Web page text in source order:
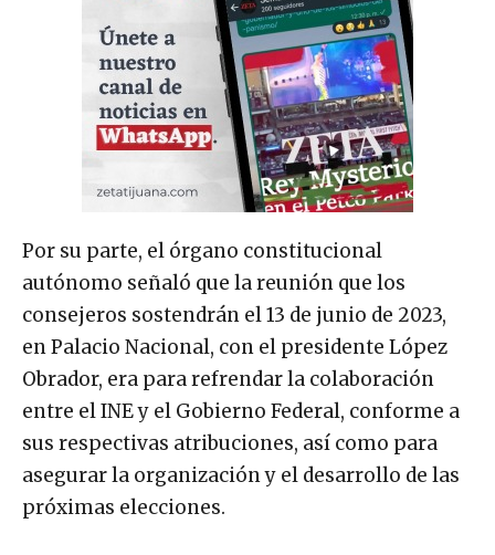
Por su parte, el órgano constitucional
autónomo señaló que la reunión que los
consejeros sostendrán el 13 de junio de 2023,
en Palacio Nacional, con el presidente López
Obrador, era para refrendar la colaboración
entre el INE y el Gobierno Federal, conforme a
sus respectivas atribuciones, así como para
asegurar la organización y el desarrollo de las
próximas elecciones.